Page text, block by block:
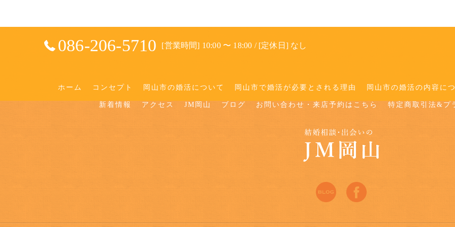
086-206-5710 [営業時間] 10:00 〜 18:00 / [定休日] なし
ホーム コンセプト 岡山市の婚活について 岡山市で婚活が必要とされる理由 岡山市の婚活の内容に
新着情報 アクセス JM岡山 ブログ お問い合わせ・来店予約はこちら 特定商取引法&プ